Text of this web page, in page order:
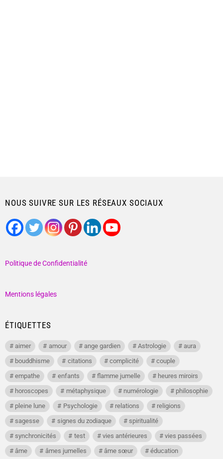
NOUS SUIVRE SUR LES RÉSEAUX SOCIAUX
Politique de Confidentialité
Mentions légales
ÉTIQUETTES
aimer amour ange gardien Astrologie
aura
bouddhisme
citations complicité
couple
empathe
enfants flamme jumelle
heures miroirs
horoscopes
métaphysique numérologie
philosophie
pleine lune
Psychologie relations
religions
sagesse
signes du zodiaque
spiritualité
synchronicités
test vies antérieures
vies passées
âme
âmes jumelles âme sœur éducation